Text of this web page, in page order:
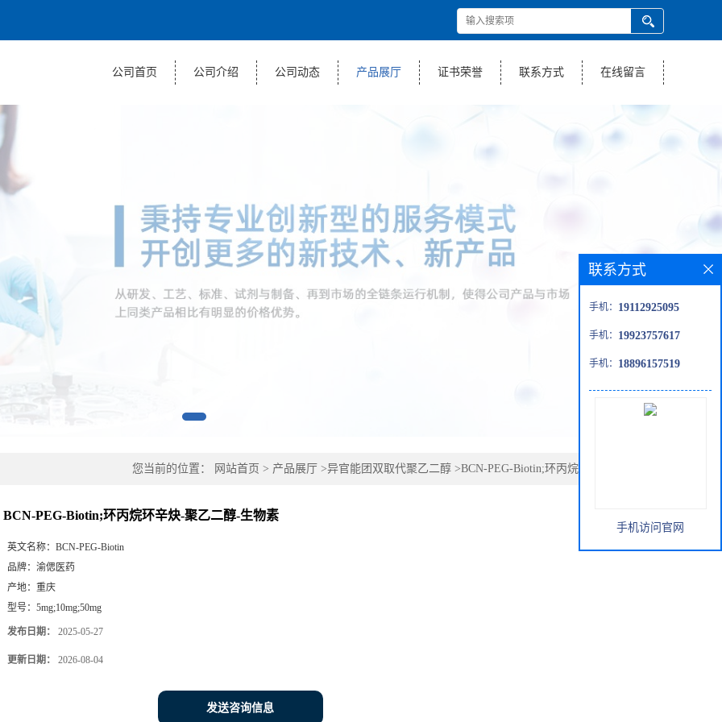
公司首页 公司介绍 公司动态 产品展厅 证书荣誉 联系方式 在线留言
您当前的位置： 网站首页 > 产品展厅 >异官能团双取代聚乙二醇 >BCN-PEG-Biotin;环丙烷环辛炔-聚乙二
BCN-PEG-Biotin;环丙烷环辛炔-聚乙二醇-生物素
英文名称： BCN-PEG-Biotin
品牌： 渝偲医药
产地： 重庆
型号： 5mg;10mg;50mg
发布日期： 2025-05-27
更新日期： 2026-08-04
发送咨询信息
联系方式
手机： 19112925095
手机： 19923757617
手机： 18896157519
手机访问官网